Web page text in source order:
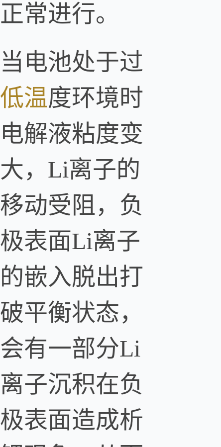
正常进行。
当电池处于过
低温度环境时
电解液粘度变
大，Li离子的
移动受阻，负
极表面Li离子
的嵌入脱出打
破平衡状态，
会有一部分Li
离子沉积在负
极表面造成析